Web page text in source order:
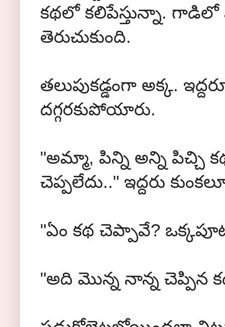
కథలో కలిపేస్తున్నా. గాడిలో
తెరుచుకుంది.
తలుపుకడ్డంగా అక్క.
దగ్గరకుపోయారు.
"అమ్మా, పిన్ని అన్ని పిచ్చి
చెప్పలేదు.." ఇద్దరు
"ఏం కథ చెప్పావే?
"అది మొన్న నాన్న చెప్పిన